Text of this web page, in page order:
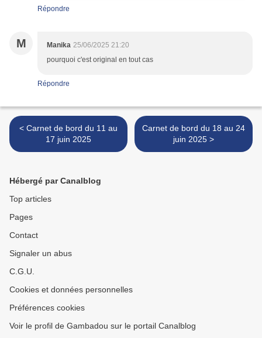
Répondre
M Manika 25/06/2025 21:20
pourquoi c'est original en tout cas
Répondre
< Carnet de bord du 11 au
17 juin 2025
Carnet de bord du 18 au 24
juin 2025 >
Hébergé par Canalblog
Top articles
Pages
Contact
Signaler un abus
C.G.U.
Cookies et données personnelles
Préférences cookies
Voir le profil de Gambadou sur le portail Canalblog